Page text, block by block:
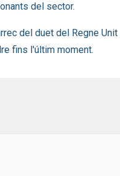
del sector.
del duet del Regne Unit
fins l'últim moment.